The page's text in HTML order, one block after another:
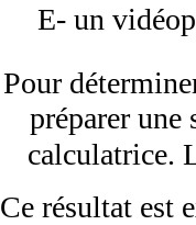
E- un
Pour
préparer
calculatrice.
Ce résultat est